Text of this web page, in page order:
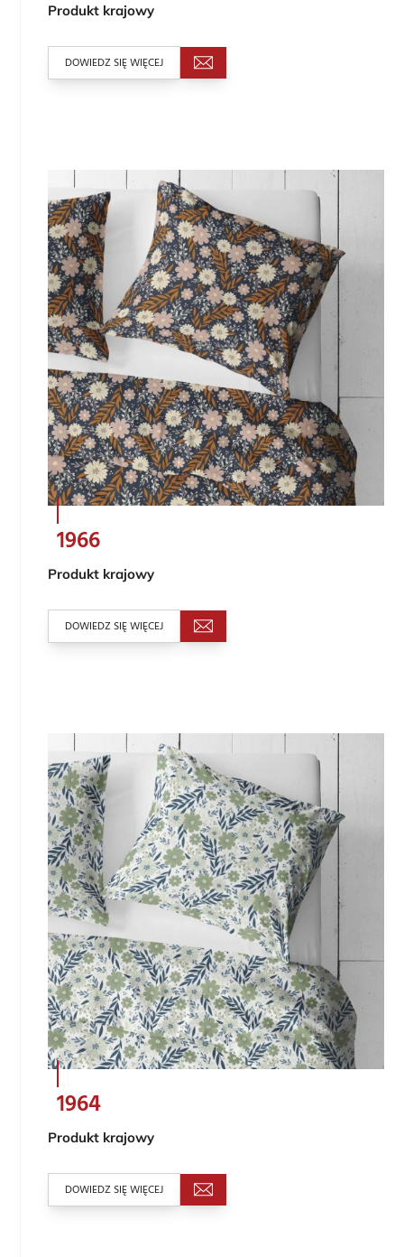
Produkt krajowy
DOWIEDZ SIĘ WIĘCEJ
1966
Produkt krajowy
DOWIEDZ SIĘ WIĘCEJ
1964
Produkt krajowy
DOWIEDZ SIĘ WIĘCEJ